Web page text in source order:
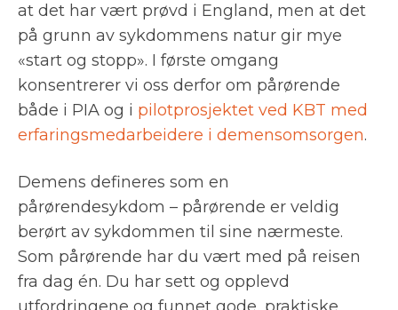
at det har vært prøvd i England, men at det
på grunn av sykdommens natur gir mye
«start og stopp». I første omgang
konsentrerer vi oss derfor om pårørende
både i PIA og i pilotprosjektet ved KBT med
erfaringsmedarbeidere i demensomsorgen.
Demens defineres som en
pårørendesykdom – pårørende er veldig
berørt av sykdommen til sine nærmeste.
Som pårørende har du vært med på reisen
fra dag én. Du har sett og opplevd